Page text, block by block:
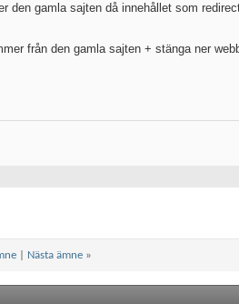
gamla sajten då innehållet som
från den gamla sajten + stänga ner
| Nästa ämne »